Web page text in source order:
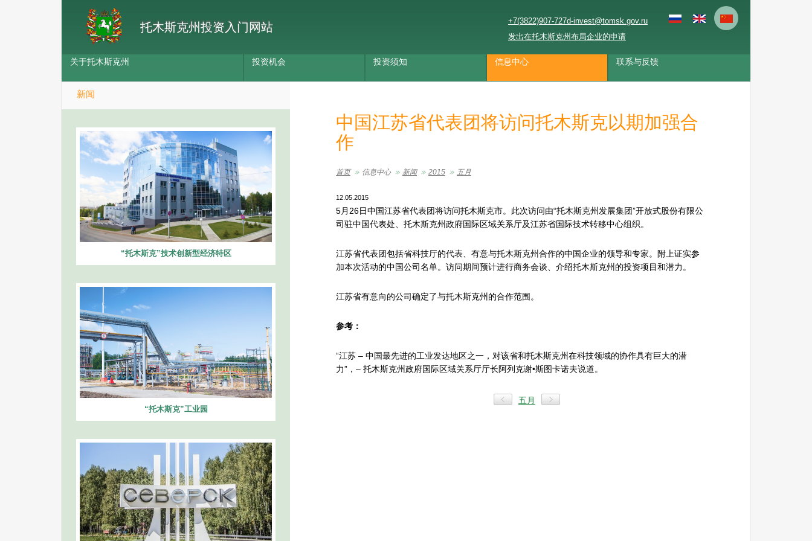
托木斯克州投资入门网站 +7(3822)907-727d-invest@tomsk.gov.ru
发出在托木斯克州布局企业的申请
关于托木斯克州 投资机会 投资须知 信息中心 联系与反馈
新闻
“托木斯克”技术创新型经济特区
“托木斯克”工业园
中国江苏省代表团将访问托木斯克以期加强合
作
首页 信息中心 新闻 2015 五月
12.05.2015
5月26日中国江苏省代表团将访问托木斯克市。此次访问由“托木斯克州发展集团”开放式股份有限公
司驻中国代表处、托木斯克州政府国际区域关系厅及江苏省国际技术转移中心组织。
江苏省代表团包括省科技厅的代表、有意与托木斯克州合作的中国企业的领导和专家。附上证实参
加本次活动的中国公司名单。访问期间预计进行商务会谈、介绍托木斯克州的投资项目和潜力。
江苏省有意向的公司确定了与托木斯克州的合作范围。
参考：
“江苏 – 中国最先进的工业发达地区之一，对该省和托木斯克州在科技领域的协作具有巨大的潜
力”，– 托木斯克州政府国际区域关系厅厅长阿列克谢•斯图卡诺夫说道。
五月